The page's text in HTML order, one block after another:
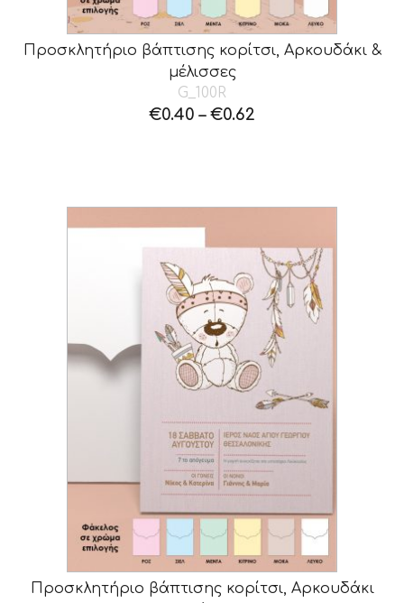
Προσκλητήριο βάπτισης κορίτσι, Αρκουδάκι &
μέλισσες
G_100R
€0.40 – €0.62
Προσκλητήριο βάπτισης κορίτσι, Αρκουδάκι